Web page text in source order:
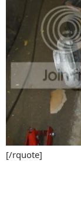
[/rquote]